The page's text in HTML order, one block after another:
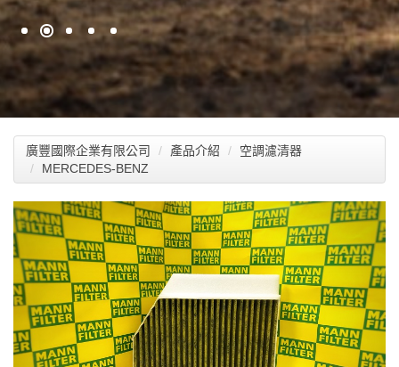
廣豐國際企業有限公司 產品介紹
空調濾清器
MERCEDES-BENZ